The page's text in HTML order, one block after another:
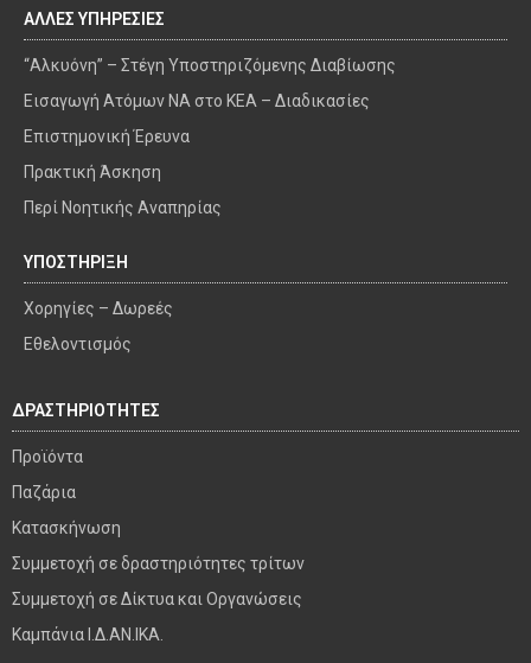
ΑΛΛΕΣ ΥΠΗΡΕΣΙΕΣ
“Αλκυόνη” – Στέγη Υποστηριζόμενης Διαβίωσης
Εισαγωγή Ατόμων ΝΑ στο ΚΕΑ – Διαδικασίες
Επιστημονική Έρευνα
Πρακτική Άσκηση
Περί Νοητικής Αναπηρίας
ΥΠΟΣΤΗΡΙΞΗ
Χορηγίες – Δωρεές
Εθελοντισμός
ΔΡΑΣΤΗΡΙΟΤΗΤΕΣ
Προϊόντα
Παζάρια
Κατασκήνωση
Συμμετοχή σε δραστηριότητες τρίτων
Συμμετοχή σε Δίκτυα και Οργανώσεις
Καμπάνια Ι.Δ.ΑΝ.ΙΚΑ.